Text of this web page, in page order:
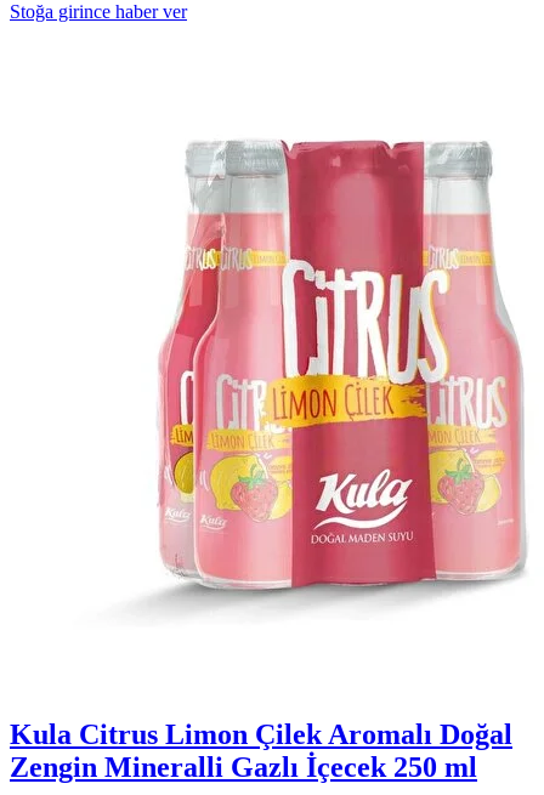
Stoğa girince haber ver
Kula Citrus Limon Çilek Aromalı Doğal
Zengin Mineralli Gazlı İçecek 250 ml